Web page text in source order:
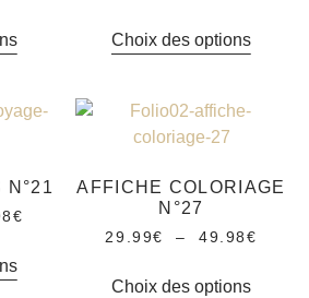
Choix des options
N°21
€
AFFICHE COLORIAGE
N°27
29.99€ – 49.98€
Choix des options